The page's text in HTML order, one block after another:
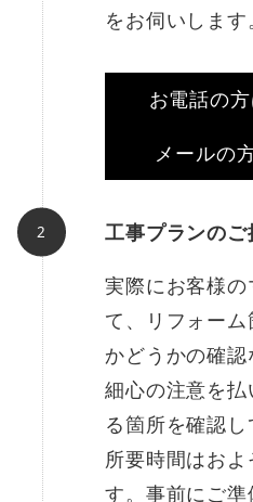
をお伺いします
お電話の
メールの
工事プランの
実際にお客様
て、リフォー
かどうかの確認
細心の注意を
る箇所を確認し
所要時間はお
す。事前にご